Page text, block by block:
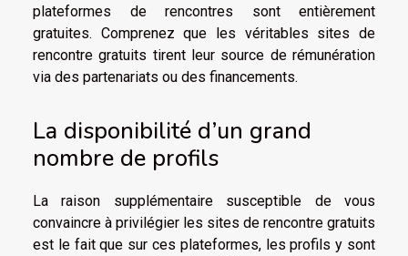
plateformes de rencontres sont entièrement
gratuites. Comprenez que les véritables sites de
rencontre gratuits tirent leur source de rémunération
via des partenariats ou des financements.
La disponibilité d’un grand
nombre de profils
La raison supplémentaire susceptible de vous
convaincre à privilégier les sites de rencontre gratuits
est le fait que sur ces plateformes, les profils y sont